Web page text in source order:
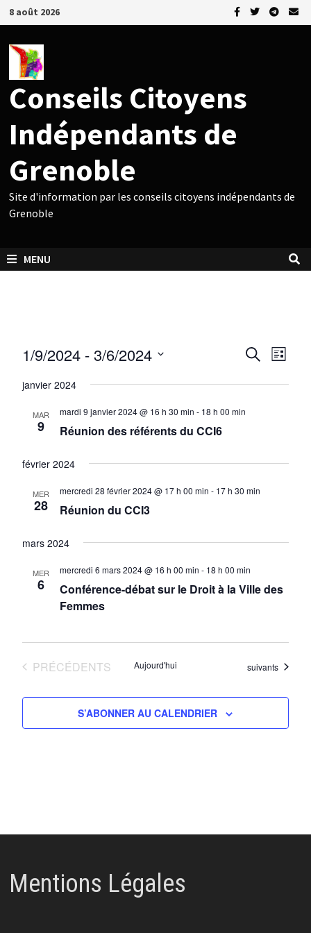
Passer
au
contenu
8 août 2026
Conseils Citoyens
Indépendants de
Grenoble
Site d'information par les conseils citoyens indépendants de
Grenoble
MENU
et
vues
RECHERCHE
de
LISTE
1/9/2024 - 3/6/2024
une
date.
janvier 2024
MAR
9
mardi 9 janvier 2024 @ 16 h 30 min - 18 h 00 min
Réunion des référents du CCI6
février 2024
MER
28
mercredi 28 février 2024 @ 17 h 00 min - 17 h 30 min
Réunion du CCI3
mars 2024
MER
6
mercredi 6 mars 2024 @ 16 h 00 min - 18 h 00 min
Conférence-débat sur le Droit à la Ville des
Femmes
ÉVÈNEMENTS
PRÉCÉDENTS Aujourd'hui Évènements
suivants
S’ABONNER AU CALENDRIER
Mentions Légales